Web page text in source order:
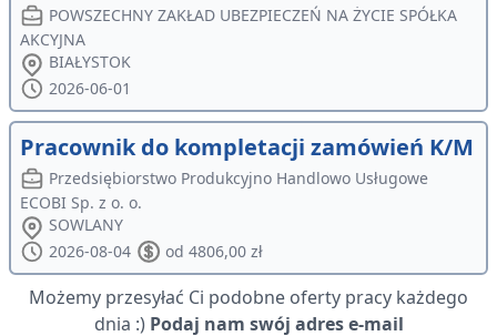
POWSZECHNY ZAKŁAD UBEZPIECZEŃ NA ŻYCIE SPÓŁKA
AKCYJNA
BIAŁYSTOK
2026-06-01
Pracownik do kompletacji zamówień K/M
Przedsiębiorstwo Produkcyjno Handlowo Usługowe
ECOBI Sp. z o. o.
SOWLANY
2026-08-04
od 4806,00 zł
Możemy przesyłać Ci podobne oferty pracy każdego
dnia :) Podaj nam swój adres e-mail